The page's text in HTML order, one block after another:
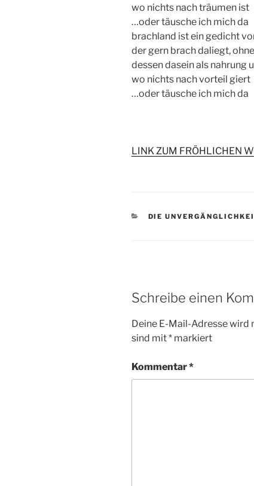
wo nichts nach träumen ist
…oder täusche ich mich da
brachland ist ein gedicht
der gern brach daliegt,
dessen dasein als nahrung
wo nichts nach vorteil giert
…oder täusche ich mich da
LINK ZUM FRÖHLICHEN
KATEGORIEN
DIE
Schreibe einen
Deine E-Mail-Adresse
sind mit* markiert
Kommentar*